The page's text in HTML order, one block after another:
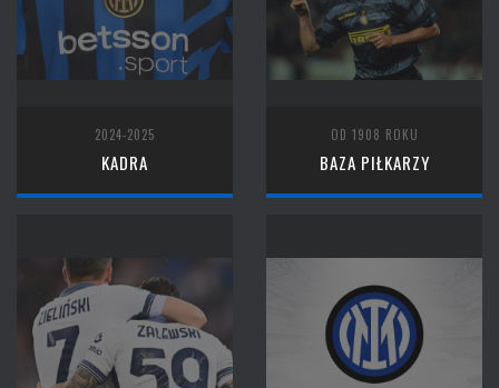
2024-2025
KADRA
OD 1908 ROKU
BAZA PIŁKARZY